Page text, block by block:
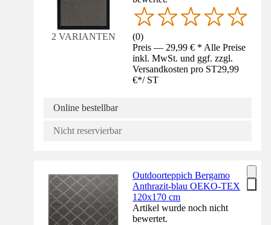
2 VARIANTEN (0)
Preis — 29,99 € * Alle Preise
inkl. MwSt. und ggf. zzgl.
Versandkosten pro ST29,99
€*/ ST
Online bestellbar
Nicht reservierbar
Outdoorteppich Bergamo
Anthrazit-blau OEKO-TEX
120x170 cm
Artikel wurde noch nicht
bewertet.